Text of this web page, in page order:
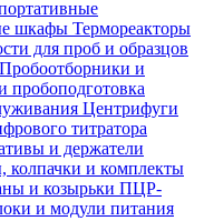
шкафы Термореакторы
для проб и образцов
Пробоотборники и
пробоподготовка
Центрифуги
титратора
и держатели
и комплекты
и козырьки ПЦР-
и модули питания